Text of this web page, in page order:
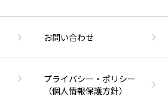
お問い合わせ
プライバシー・ポリシー
（個人情報保護方針）